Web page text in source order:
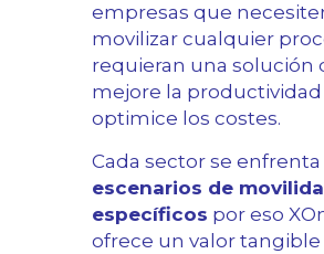
empresas que
movilizar cualquier
requieran una solución
mejore la productividad
optimice los costes.
Cada sector se enfrenta
escenarios de
específicos por eso
ofrece un valor tangible